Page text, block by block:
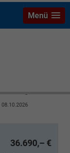
Menü
08.10.2026
36.690,– €